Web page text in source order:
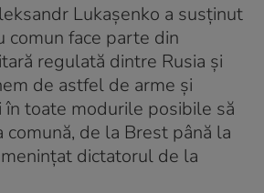
Lukașenko a susținut
comun face parte din
regulată dintre Rusia și
de astfel de arme și
toate modurile posibile să
comună, de la Brest până la
dictatorul de la